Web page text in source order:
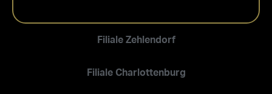
Filiale Zehlendorf
Filiale Charlottenburg